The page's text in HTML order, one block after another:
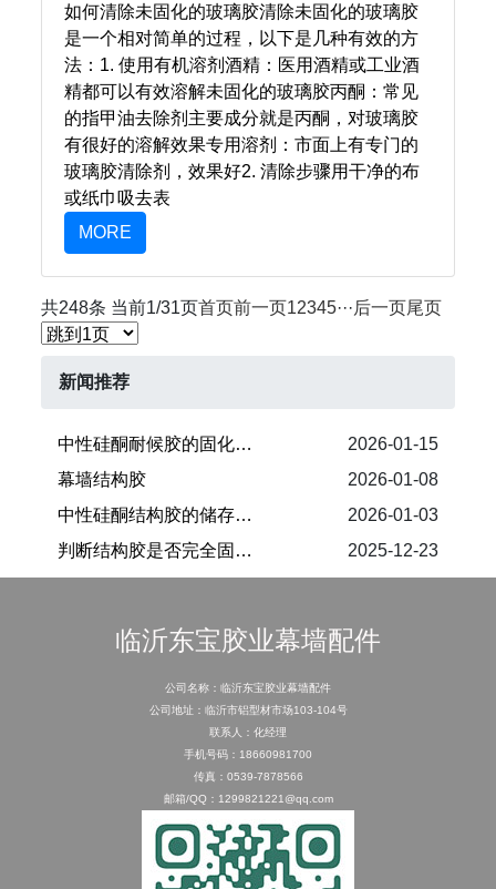
如何清除未固化的玻璃胶清除未固化的玻璃胶
是一个相对简单的过程，以下是几种有效的方
法：1. 使用有机溶剂酒精‌：医用酒精或工业酒
精都可以有效溶解未固化的玻璃胶丙酮‌：常见
的指甲油去除剂主要成分就是丙酮，对玻璃胶
有很好的溶解效果专用溶剂‌：市面上有专门的
玻璃胶清除剂，效果好2. 清除步骤用干净的布
或纸巾吸去表
MORE
共248条 当前1/31页首页前一页12345···后一页尾页
新闻推荐
​中性硅酮耐候胶的固化时间
2026-01-15
幕墙结构胶
2026-01-08
中性硅酮结构胶的储存与保质期
2026-01-03
​判断结构胶是否完全固化的条件
2025-12-23
临沂东宝胶业幕墙配件
公司名称：临沂东宝胶业幕墙配件
公司地址：临沂市铝型材市场103-104号
联系人：化经理
手机号码：18660981700
传真：0539-7878566
邮箱/QQ：1299821221@qq.com